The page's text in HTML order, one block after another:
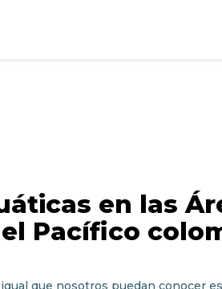
en las
Pacífico
que nosotros puedan conocer